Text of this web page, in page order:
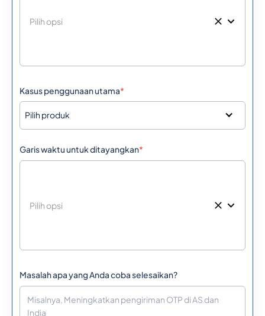
Kasus penggunaan utama*
Pilih produk
Garis waktu untuk ditayangkan*
Masalah apa yang Anda coba selesaikan?